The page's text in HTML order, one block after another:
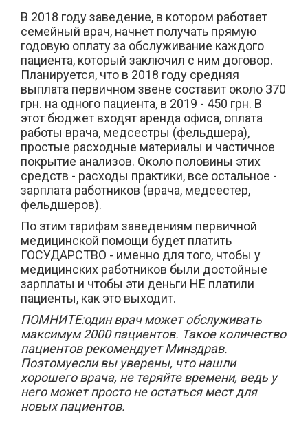
В 2018 году заведение, в котором работает
семейный врач, начнет получать прямую
годовую оплату за обслуживание каждого
пациента, который заключил с ним договор.
Планируется, что в 2018 году средняя
выплата первичном звене составит около 370
грн. на одного пациента, в 2019 - 450 грн. В
этот бюджет входят аренда офиса, оплата
работы врача, медсестры (фельдшера),
простые расходные материалы и частичное
покрытие анализов. Около половины этих
средств - расходы практики, все остальное -
зарплата работников (врача, медсестер,
фельдшеров).
По этим тарифам заведениям первичной
медицинской помощи будет платить
ГОСУДАРСТВО - именно для того, чтобы у
медицинских работников были достойные
зарплаты и чтобы эти деньги НЕ платили
пациенты, как это выходит.
ПОМНИТЕ:один врач может обслуживать
максимум 2000 пациентов. Такое количество
пациентов рекомендует Минздрав.
Поэтомуесли вы уверены, что нашли
хорошего врача, не теряйте времени, ведь у
него может просто не остаться мест для
новых пациентов.